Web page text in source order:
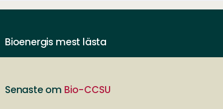
Bioenergis mest lästa
Senaste om Bio-CCSU